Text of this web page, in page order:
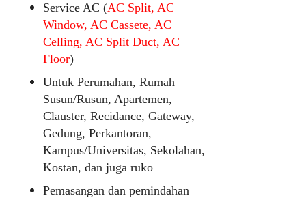
Service AC (AC Split, AC
Window, AC Cassete, AC
Celling, AC Split Duct, AC
Floor)
Untuk Perumahan, Rumah
Susun/Rusun, Apartemen,
Clauster, Recidance, Gateway,
Gedung, Perkantoran,
Kampus/Universitas, Sekolahan,
Kostan, dan juga ruko
Pemasangan dan pemindahan